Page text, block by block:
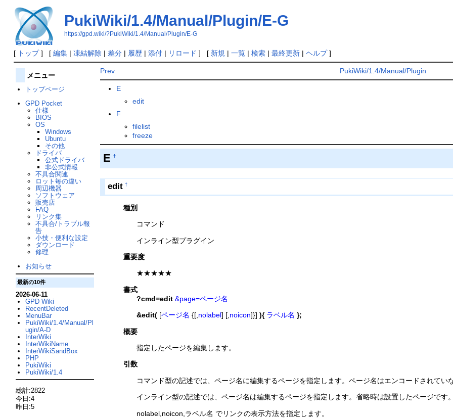
PukiWiki/1.4/Manual/Plugin/E-G
https://gpd.wiki/?PukiWiki/1.4/Manual/Plugin/E-G
[ トップ] [ 編集| 凍結解除 | 差分| 履歴| 添付| リロード ] [ 新規 | 一覧| 検索| 最終更新| ヘルプ]
Prev PukiWiki/1.4/Manual/Plugin
E
edit
F
filelist
freeze
E †
edit †
種別
コマンド
インライン型プラグイン
重要度
★★★★★
書式
?cmd=edit &page=ページ名
&edit([ページ名 {[,nolabel] [,noicon]}] ){ ラベル名 };
概要
指定したページを編集します。
引数
コマンド型の記述では、ページ名に編集するページを指定します。ページ名はエンコードされてい
インライン型の記述では、ページ名は編集するページを指定します。省略時は設置したページです。
nolabel,noicon,ラベル名 でリンクの表示方法を指定します。
メニュー
トップページ
GPD Pocket
仕様
BIOS
OS
Windows
Ubuntu
その他
ドライバ
公式ドライバ
非公式情報
不具合関連
ロット毎の違い
周辺機器
ソフトウェア
販売店
FAQ
リンク集
不具合/トラブル報
告
小技・便利な設定
ダウンロード
修理
お知らせ
最新の10件
2026-06-11
GPD Wiki
RecentDeleted
MenuBar
PukiWiki/1.4/Manual/Pl
ugin/A-D
InterWiki
InterWikiName
InterWikiSandBox
PHP
PukiWiki
PukiWiki/1.4
総計:2822
今日:4
昨日:5